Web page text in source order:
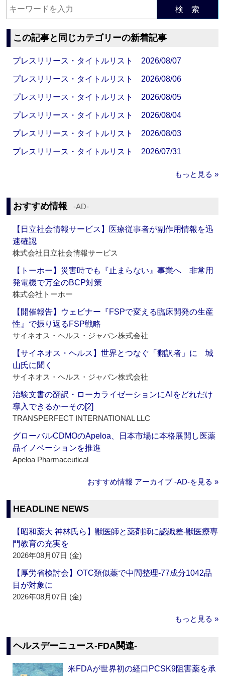
検 索
この記事と同じカテゴリーの新着記事
プレスリリース・タイトルリスト 2026/08/07
プレスリリース・タイトルリスト 2026/08/06
プレスリリース・タイトルリスト 2026/08/05
プレスリリース・タイトルリスト 2026/08/04
プレスリリース・タイトルリスト 2026/08/03
プレスリリース・タイトルリスト 2026/07/31
もっと見る »
おすすめ情報 ‐AD‐
【日立社会情報サービス】医療従事者が副作用情報を迅
速確認
株式会社日立社会情報サービス
【トーホー】災害時でも『止まらない』事業へ 非常用
発電機で万全のBCP対策
株式会社トーホー
【開催報告】ウェビナー『FSPで変える臨床開発の生産
性』で振り返るFSP戦略
サイネオス・ヘルス・ジャパン株式会社
【サイネオス・ヘルス】世界とつなぐ「翻訳者」に 城
山氏に聞く
サイネオス・ヘルス・ジャパン株式会社
治験文書の翻訳・ローカライゼーションにAIをどれだけ
導入できるかーその[2]
TRANSPERFECT INTERNATIONAL LLC
グローバルCDMOのApeloa、日本市場に本格展開し医薬
品イノベーションを推進
Apeloa Pharmaceutical
おすすめ情報 アーカイブ ‐AD‐を見る »
HEADLINE NEWS
【昭和薬大 神林氏ら】獣医師と薬剤師に認識差‐獣医療専
門教育の充実を
2026年08月07日 (金)
【厚労省検討会】OTC類似薬で中間整理‐77成分1042品
目が対象に
2026年08月07日 (金)
もっと見る »
ヘルスデーニュース‐FDA関連‐
米FDAが世界初の経口PCSK9阻害薬を承